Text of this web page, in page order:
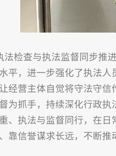
检查与执法监督同步推
平，进一步强化了执法
经营主体自觉将守法守
为抓手，持续深化行政
、执法与监督同行，在
靠信誉谋求长远，不断